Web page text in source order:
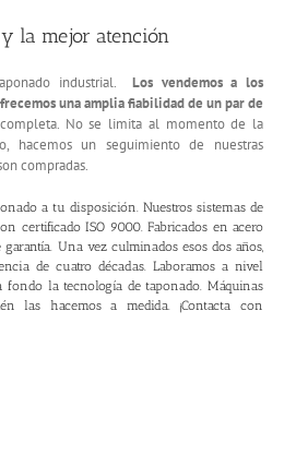
la mejor atención
industrial. Los vendemos a los
una amplia fiabilidad de un par de
completa. No se limita al momento de la
hacemos un seguimiento de nuestras
compradas.
a tu disposición. Nuestros sistemas de
certificado ISO 9000. Fabricados en acero
Una vez culminados esos dos años,
de cuatro décadas. Laboramos a nivel
fondo la tecnología de taponado. Máquinas
las hacemos a medida. ¡Contacta con